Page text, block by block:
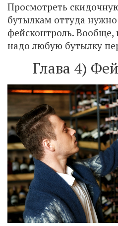
Просмотреть
бутылкам оттуда
фейсконтроль. Вообще,
надо любую бутылку
Глава 4)